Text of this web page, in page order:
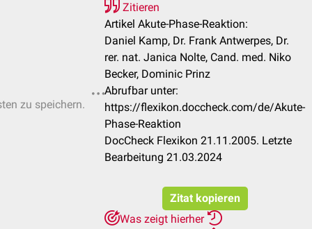
zu speichern.
Zitieren
Artikel Akute-Phase-Reaktion:
Daniel Kamp, Dr. Frank Antwerpes, Dr.
rer. nat. Janica Nolte, Cand. med. Niko
Becker, Dominic Prinz
Abrufbar unter:
https://flexikon.doccheck.com/de/Akute-
Phase-Reaktion
DocCheck Flexikon 21.11.2005. Letzte
Bearbeitung 21.03.2024
Zitat kopieren
Was zeigt hierher